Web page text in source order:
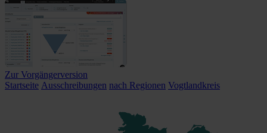
Zur Vorgängerversion
Startseite Ausschreibungen nach Regionen Vogtlandkreis